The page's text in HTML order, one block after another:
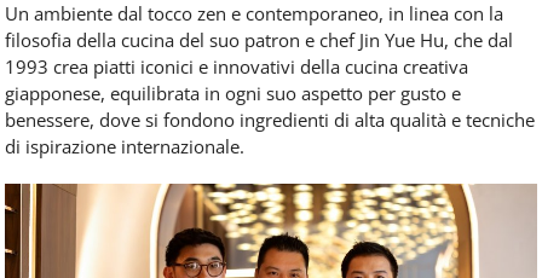
Un ambiente dal tocco zen e contemporaneo, in linea con la
filosofia della cucina del suo patron e chef Jin Yue Hu, che dal
1993 crea piatti iconici e innovativi della cucina creativa
giapponese, equilibrata in ogni suo aspetto per gusto e
benessere, dove si fondono ingredienti di alta qualità e tecniche
di ispirazione internazionale.